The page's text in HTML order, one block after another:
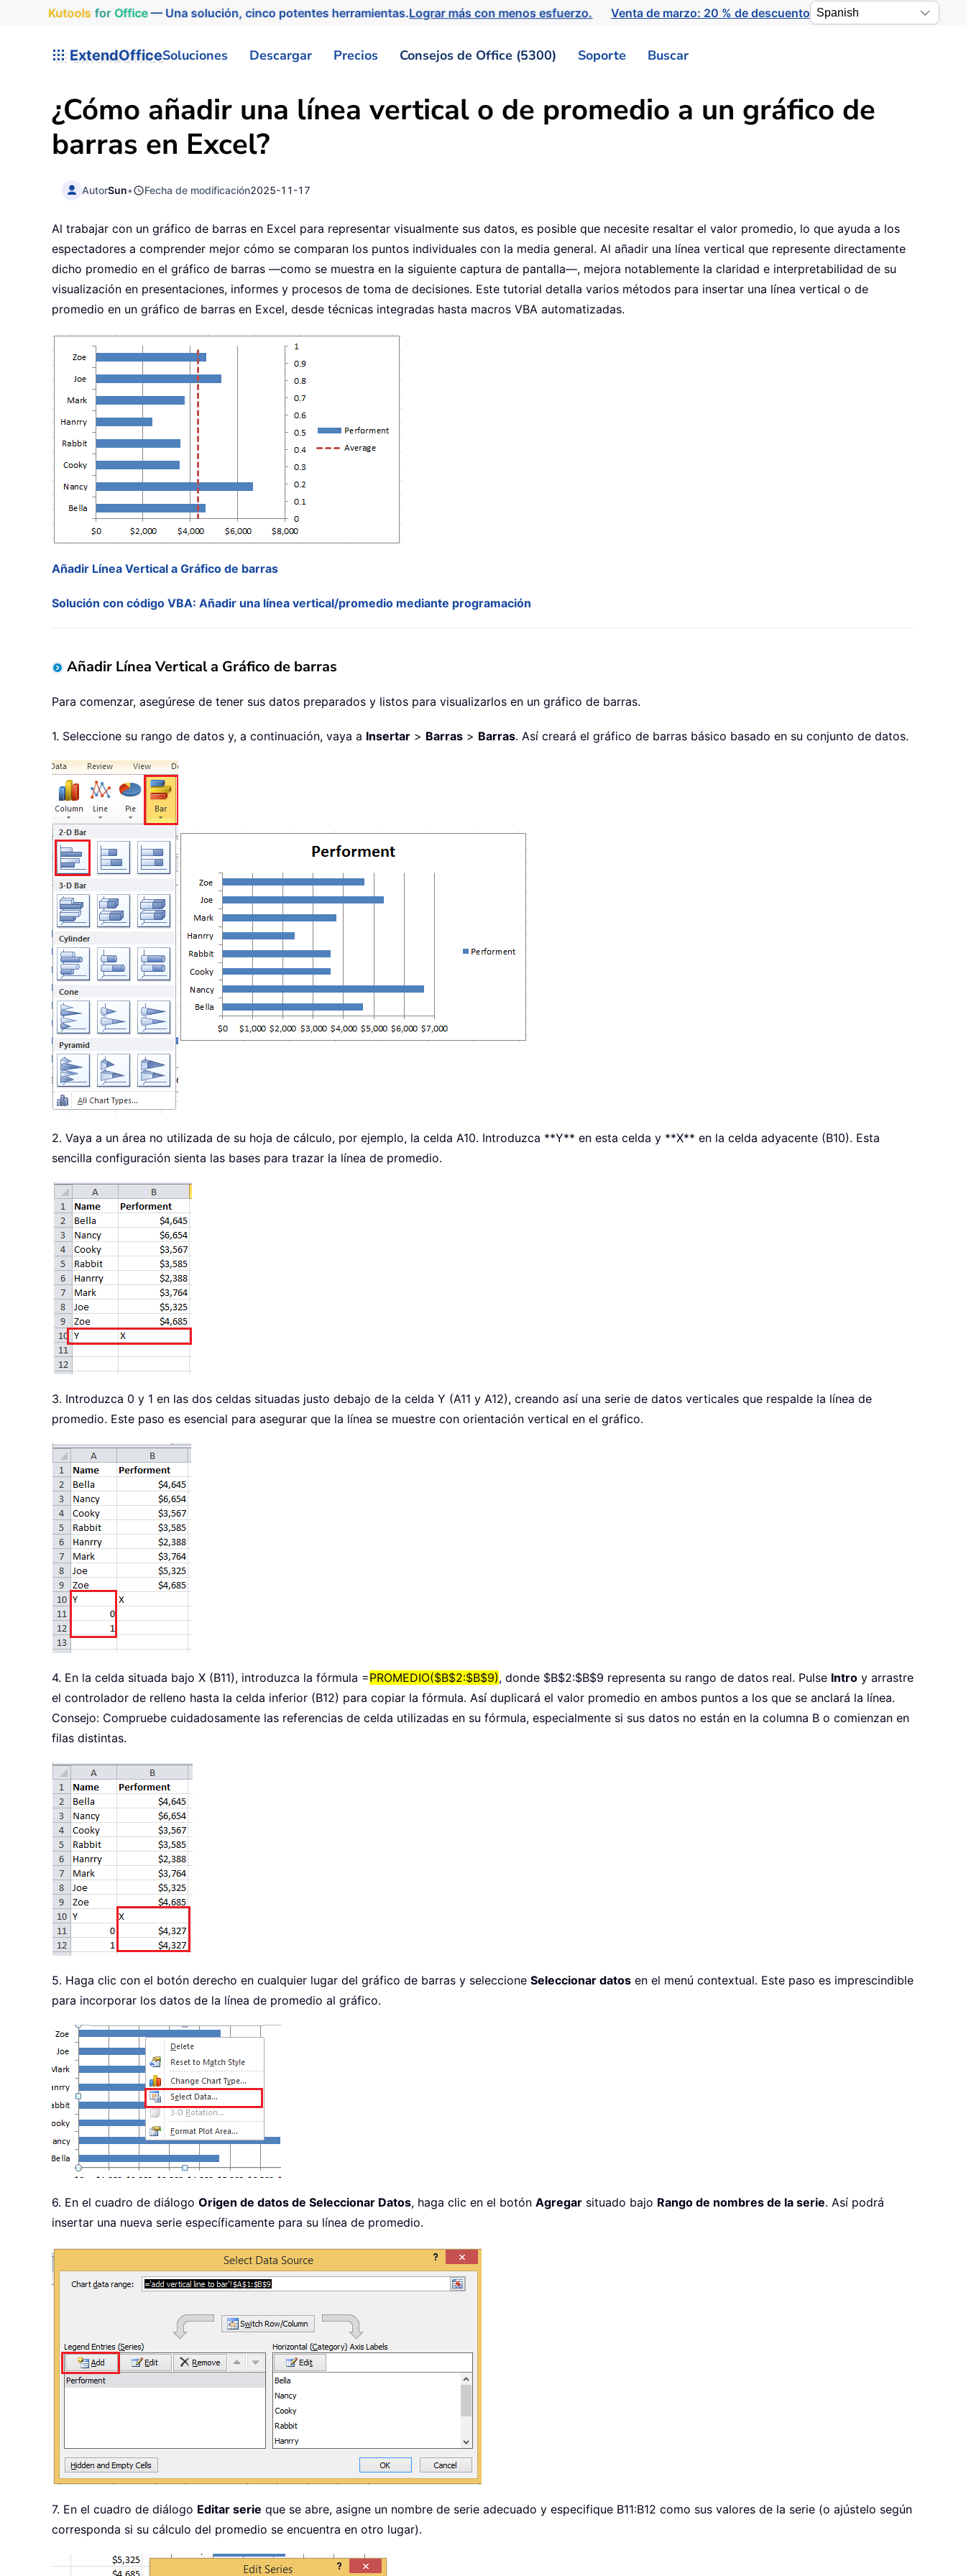
Kutools for Office— Una solución, cinco potentes herramientas.Lograr más con menos esfuerzo. Venta de marzo: 20 % de descuento
ExtendOfficeSoluciones Descargar Precios Consejos de Office (5300) Soporte Buscar
¿Cómo añadir una línea vertical o de promedio a un gráfico de
barras en Excel?
AutorSun• Fecha de modificación2025-11-17
Al trabajar con un gráfico de barras en Excel para representar visualmente sus datos, es posible que necesite resaltar el valor promedio, lo que ayuda a los
espectadores a comprender mejor cómo se comparan los puntos individuales con la media general. Al añadir una línea vertical que represente directamente
dicho promedio en el gráfico de barras —como se muestra en la siguiente captura de pantalla—, mejora notablemente la claridad e interpretabilidad de su
visualización en presentaciones, informes y procesos de toma de decisiones. Este tutorial detalla varios métodos para insertar una línea vertical o de
promedio en un gráfico de barras en Excel, desde técnicas integradas hasta macros VBA automatizadas.
Añadir Línea Vertical a Gráfico de barras
Solución con código VBA: Añadir una línea vertical/promedio mediante programación
Añadir Línea Vertical a Gráfico de barras
Para comenzar, asegúrese de tener sus datos preparados y listos para visualizarlos en un gráfico de barras.
1. Seleccione su rango de datos y, a continuación, vaya a Insertar > Barras > Barras. Así creará el gráfico de barras básico basado en su conjunto de datos.
2. Vaya a un área no utilizada de su hoja de cálculo, por ejemplo, la celda A10. Introduzca **Y** en esta celda y **X** en la celda adyacente (B10). Esta
sencilla configuración sienta las bases para trazar la línea de promedio.
3. Introduzca 0 y 1 en las dos celdas situadas justo debajo de la celda Y (A11 y A12), creando así una serie de datos verticales que respalde la línea de
promedio. Este paso es esencial para asegurar que la línea se muestre con orientación vertical en el gráfico.
4. En la celda situada bajo X (B11), introduzca la fórmula =PROMEDIO($B$2:$B$9), donde $B$2:$B$9 representa su rango de datos real. Pulse Intro y arrastre
el controlador de relleno hasta la celda inferior (B12) para copiar la fórmula. Así duplicará el valor promedio en ambos puntos a los que se anclará la línea.
Consejo: Compruebe cuidadosamente las referencias de celda utilizadas en su fórmula, especialmente si sus datos no están en la columna B o comienzan en
filas distintas.
5. Haga clic con el botón derecho en cualquier lugar del gráfico de barras y seleccione Seleccionar datos en el menú contextual. Este paso es imprescindible
para incorporar los datos de la línea de promedio al gráfico.
6. En el cuadro de diálogo Origen de datos de Seleccionar Datos, haga clic en el botón Agregar situado bajo Rango de nombres de la serie. Así podrá
insertar una nueva serie específicamente para su línea de promedio.
7. En el cuadro de diálogo Editar serie que se abre, asigne un nombre de serie adecuado y especifique B11:B12 como sus valores de la serie (o ajústelo según
corresponda si su cálculo del promedio se encuentra en otro lugar).